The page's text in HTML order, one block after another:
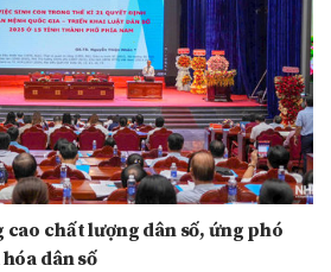
cao chất lượng dân số, ứng phó
dân số